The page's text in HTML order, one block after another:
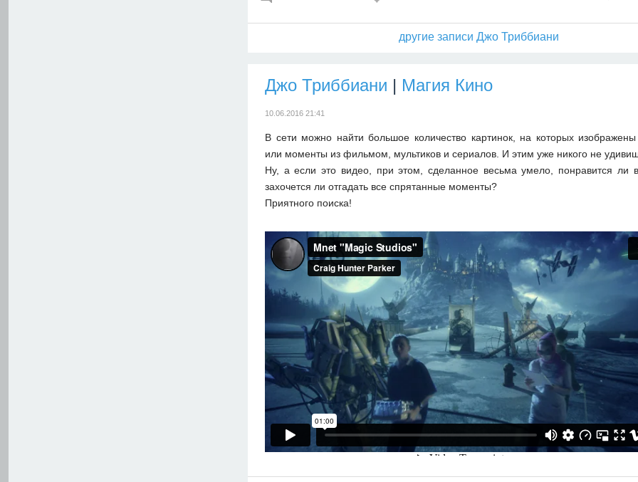
другие записи Джо Триббиани
Джо Триббиани | Магия Кино
10.06.2016 21:41
В сети можно найти большое количество картинок, на которых
или моменты из фильмом, мультиков и сериалов. И этим уже никого не
Ну, а если это видео, при этом, сделанное весьма умело, понравится ли
захочется ли отгадать все спрятанные моменты?
Приятного поиска!